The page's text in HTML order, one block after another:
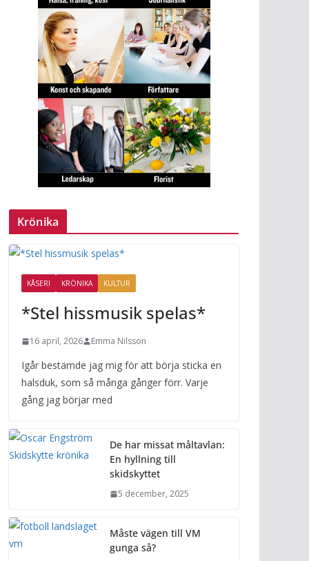
Krönika
KÅSERI KRÖNIKA KULTUR
*Stel hissmusik spelas*
16 april, 2026 Emma Nilsson
Igår bestämde jag mig för att börja sticka en
halsduk, som så många gånger förr. Varje
gång jag börjar med
De har missat måltavlan:
En hyllning till
skidskyttet
5 december, 2025
Måste vägen till VM
gunga så?